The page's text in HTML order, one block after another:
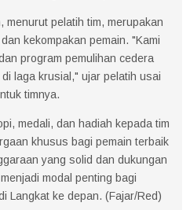
menurut pelatih tim, merupakan
kekompakan pemain. "Kami
program pemulihan cedera
laga krusial," ujar pelatih usai
timnya.
medali, dan hadiah kepada tim
khusus bagi pemain terbaik
yang solid dan dukungan
modal penting bagi
Langkat ke depan. (Fajar/Red)